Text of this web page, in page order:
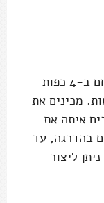
מחליפים את הביצים ופירורי הלחם ב-4 כפות
מכינים את
איתה את
בהדרגה, עד
ליצור